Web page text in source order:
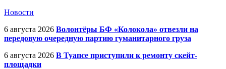
Новости
6 августа 2026 Волонтёры БФ «Колокола» отвезли на
передовую очередную партию гуманитарного груза
6 августа 2026 В Туапсе приступили к ремонту скейт-
площадки